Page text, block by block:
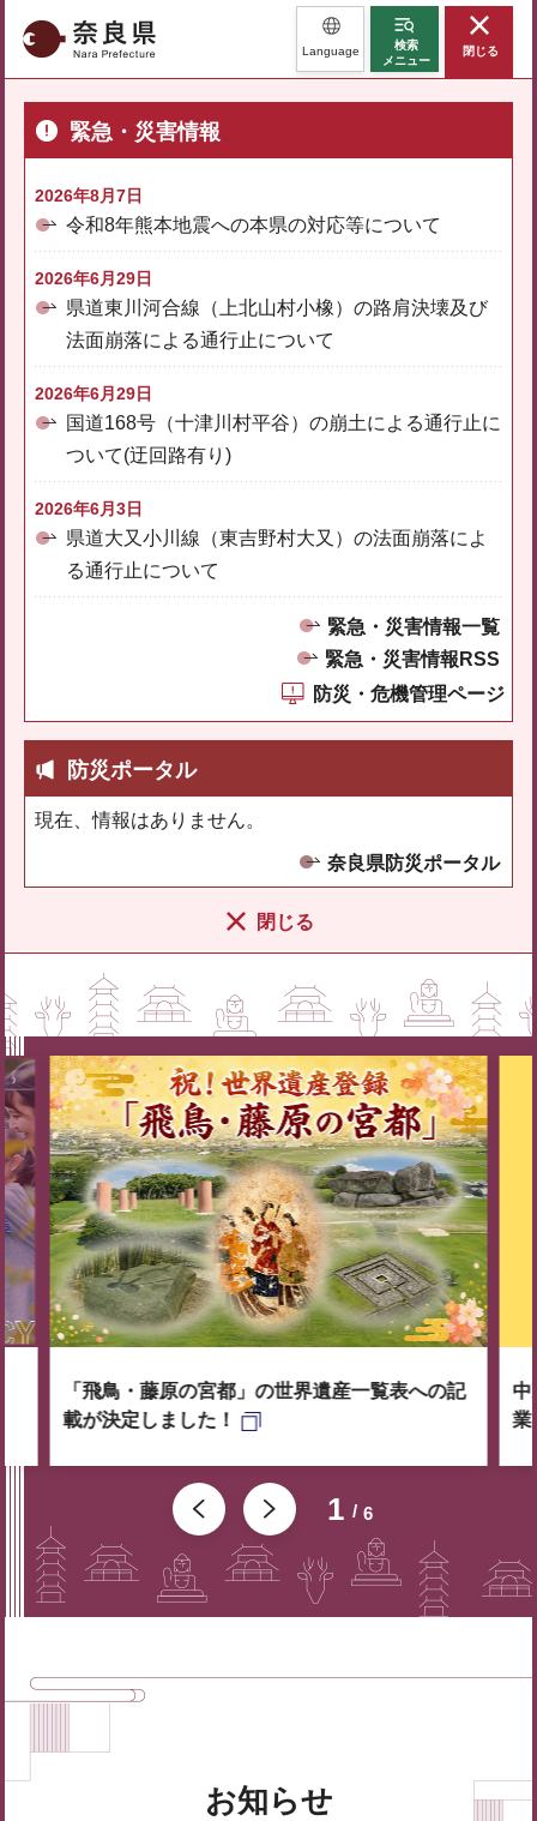
奈良県 Language
検索
メニュー
閉じる
緊急・災害情報
2026年8月7日
令和8年熊本地震への本県の対応等について
2026年6月29日
県道東川河合線（上北山村小橡）の路肩決壊及び
法面崩落による通行止について
2026年6月29日
国道168号（十津川村平谷）の崩土による通行止に
ついて(迂回路有り)
2026年6月3日
県道大又小川線（東吉野村大又）の法面崩落によ
る通行止について
緊急・災害情報一覧
緊急・災害情報RSS
防災・危機管理ページ
防災ポータル
現在、情報はありません。
奈良県防災ポータル
閉じる
1 6
「飛鳥・藤原の宮都」の世界遺産一覧表への記
載が決定しました！
中
業
お知らせ